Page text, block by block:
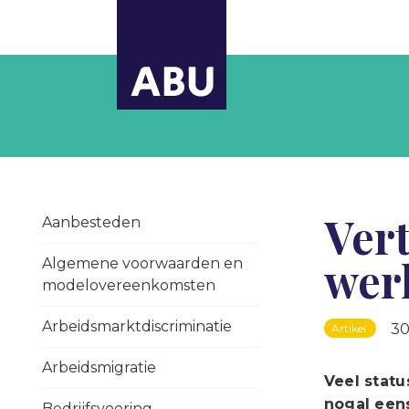
Aanbesteden
Algemene voorwaarden en
modelovereenkomsten
Arbeidsmarktdiscriminatie
Arbeidsmigratie
Artikel
Veel
nogal